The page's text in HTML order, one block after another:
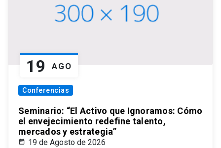
19 AGO
Conferencias
Seminario: “El Activo que Ignoramos: Cómo
el envejecimiento redefine talento,
mercados y estrategia”
19 de Agosto de 2026